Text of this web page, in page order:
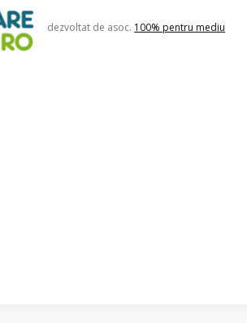
dezvoltat de asoc. 100% pentru mediu